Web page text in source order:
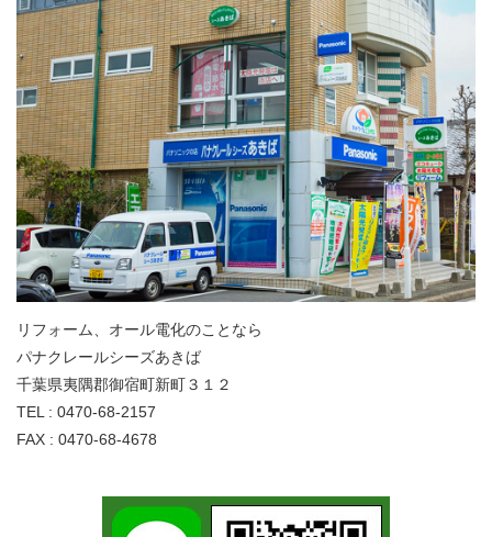
リフォーム、オール電化のことなら
パナクレールシーズあきば
千葉県夷隅郡御宿町新町３１２
TEL : 0470-68-2157
FAX : 0470-68-4678